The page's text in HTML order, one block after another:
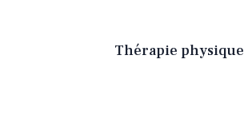
Thérapie physique